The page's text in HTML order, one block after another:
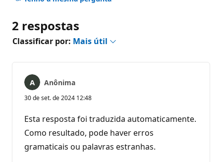
2 respostas
Classificar por: Mais útil
Anônima
30 de set. de 2024 12:48
Esta resposta foi traduzida automaticamente.
Como resultado, pode haver erros
gramaticais ou palavras estranhas.